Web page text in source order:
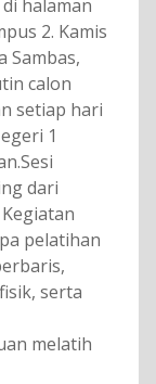
halaman
2. Kamis
Sambas,
calon
setiap hari
1
dari
pelatihan
serta
melatih